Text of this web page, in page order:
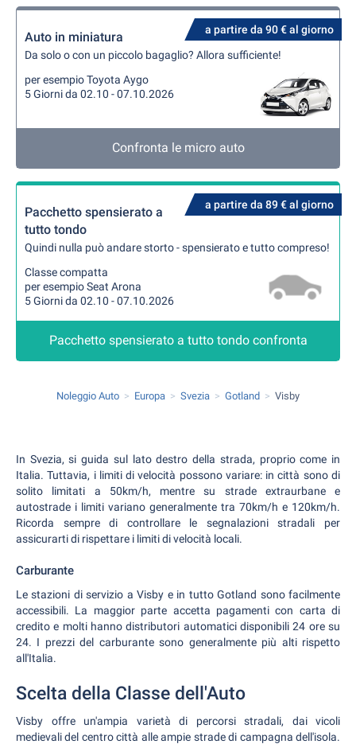
a partire da 90 € al giorno
Auto in miniatura
Da solo o con un piccolo bagaglio? Allora sufficiente!
per esempio Toyota Aygo
5 Giorni da 02.10 - 07.10.2026
Confronta le micro auto
a partire da 89 € al giorno
Pacchetto spensierato a
tutto tondo
Quindi nulla può andare storto - spensierato e tutto compreso!
Classe compatta
per esempio Seat Arona
5 Giorni da 02.10 - 07.10.2026
Pacchetto spensierato a tutto tondo confronta
Noleggio Auto Europa Svezia Gotland Visby
In Svezia, si guida sul lato destro della strada, proprio come in
Italia. Tuttavia, i limiti di velocità possono variare: in città sono di
solito limitati a 50km/h, mentre su strade extraurbane e
autostrade i limiti variano generalmente tra 70km/h e 120km/h.
Ricorda sempre di controllare le segnalazioni stradali per
assicurarti di rispettare i limiti di velocità locali.
Carburante
Le stazioni di servizio a Visby e in tutto Gotland sono facilmente
accessibili. La maggior parte accetta pagamenti con carta di
credito e molti hanno distributori automatici disponibili 24 ore su
24. I prezzi del carburante sono generalmente più alti rispetto
all'Italia.
Scelta della Classe dell'Auto
Visby offre un'ampia varietà di percorsi stradali, dai vicoli
medievali del centro città alle ampie strade di campagna dell'isola.